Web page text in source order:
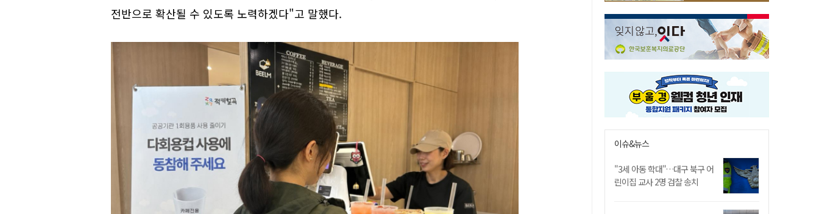
전반으로 확산될 수 있도록 노력하겠다"고 말했다.
이슈&뉴스
"3세 아동 학대"…대구 북구 어
린이집 교사 2명 검찰 송치